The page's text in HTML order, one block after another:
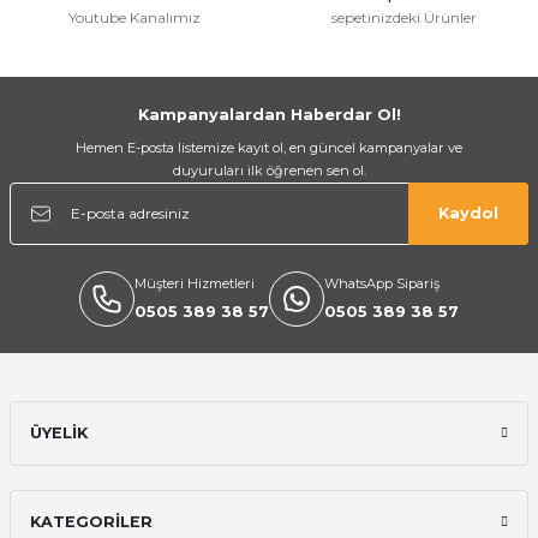
Youtube Kanalımız sepetinizdeki Ürünler
Kampanyalardan Haberdar Ol!
Hemen E-posta listemize kayıt ol, en güncel kampanyalar ve
duyuruları ilk öğrenen sen ol.
Kaydol
Müşteri Hizmetleri
0505 389 38 57
WhatsApp Sipariş
0505 389 38 57
ÜYELİK
KATEGORİLER